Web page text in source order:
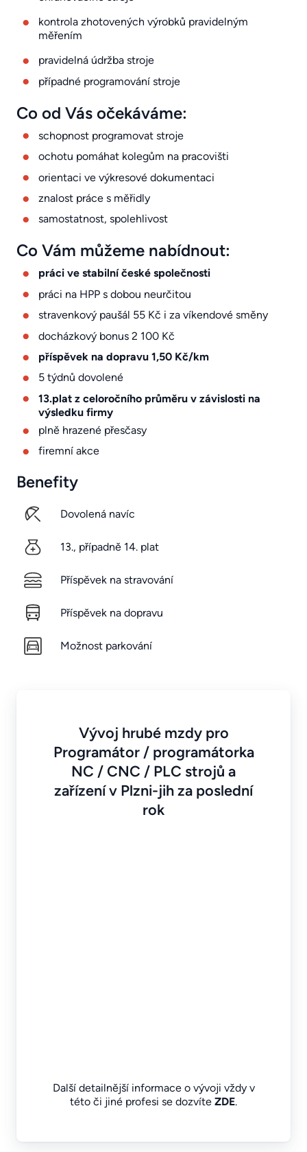
kontrola zhotovených výrobků pravidelným
měřením
pravidelná údržba stroje
případné programování stroje
Co od Vás očekáváme:
schopnost programovat stroje
ochotu pomáhat kolegům na pracovišti
orientaci ve výkresové dokumentaci
znalost práce s měřidly
samostatnost, spolehlivost
Co Vám můžeme nabídnout:
práci ve stabilní české společnosti
práci na HPP s dobou neurčitou
stravenkový paušál 55 Kč i za víkendové směny
docházkový bonus 2 100 Kč
příspěvek na dopravu 1,50 Kč/km
5 týdnů dovolené
13.plat z celoročního průměru v závislosti na
výsledku firmy
plně hrazené přesčasy
firemní akce
Benefity
Dovolená navíc
13., případně 14. plat
Příspěvek na stravování
Příspěvek na dopravu
Možnost parkování
Vývoj hrubé mzdy pro
Programátor / programátorka
NC / CNC / PLC strojů a
zařízení v Plzni-jih za poslední
rok
Další detailnější informace o vývoji vždy v
této či jiné profesi se dozvíte ZDE.